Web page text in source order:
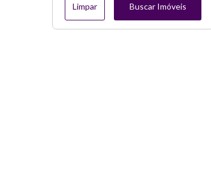
Limpar Buscar Imóveis